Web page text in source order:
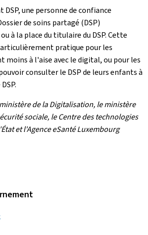
une personne de confiance
de soins partagé (DSP)
à la place du titulaire du DSP. Cette
pratique pour les
moins à l'aise avec le digital, ou pour les
consulter le DSP de leurs enfants à
de la Digitalisation, le ministère
sociale, le Centre des technologies
et l'Agence eSanté Luxembourg